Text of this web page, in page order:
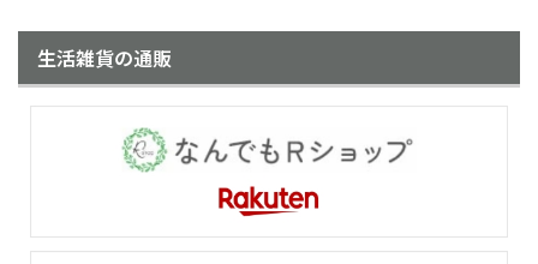
生活雑貨の通販